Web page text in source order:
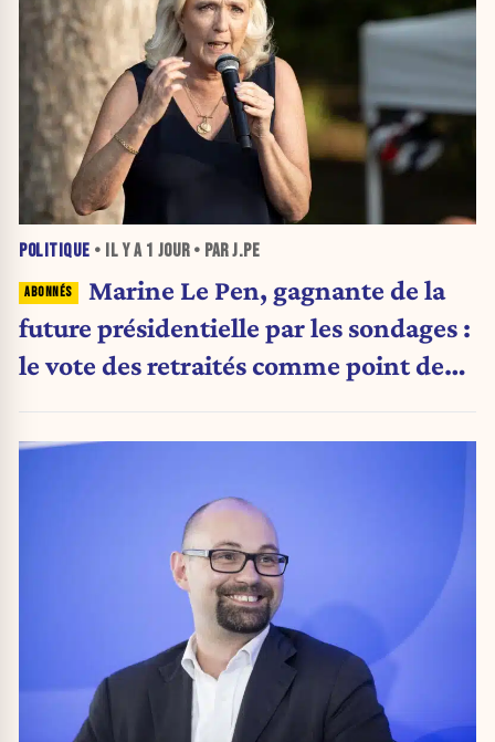
POLITIQUE • IL Y A 1 JOUR• PAR J.PE
Marine Le Pen, gagnante de la
future présidentielle par les sondages :
le vote des retraités comme point de